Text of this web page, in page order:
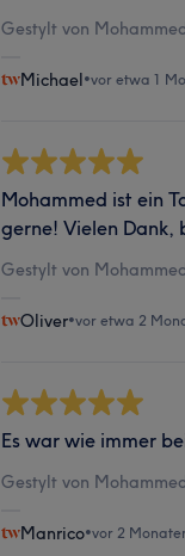
Gestylt von
Michael•vor etwa 1
Mohammed ist ein
gerne! Vielen
Gestylt von
Oliver•vor etwa 2
Es war wie immer
Gestylt von
Manrico•vor 2